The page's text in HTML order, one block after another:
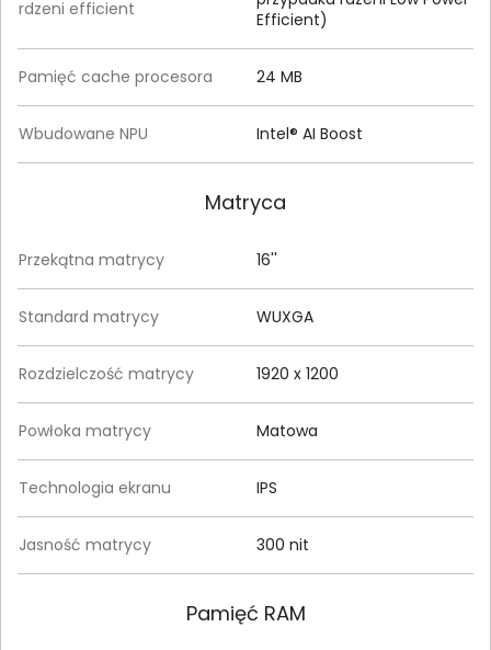
rdzeni efficient
Efficient)
Pamięć cache procesora 24 MB
Wbudowane NPU Intel® AI Boost
Matryca
Przekątna matrycy 16''
Standard matrycy WUXGA
Rozdzielczość matrycy 1920 x 1200
Powłoka matrycy Matowa
Technologia ekranu IPS
Jasność matrycy 300 nit
Pamięć RAM